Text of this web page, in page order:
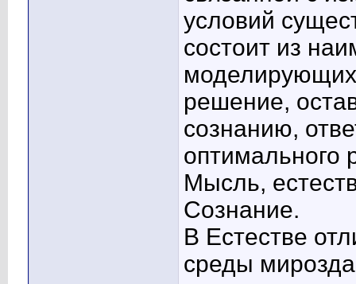
условий
состоит из
решение,
сознанию,
оптимального
Мысль,
Сознание.
В Естестве
среды